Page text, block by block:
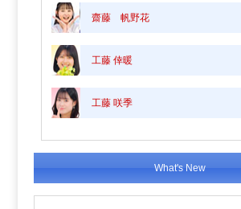
齋藤 帆野花
工藤 倖暖
工藤 咲季
What's New